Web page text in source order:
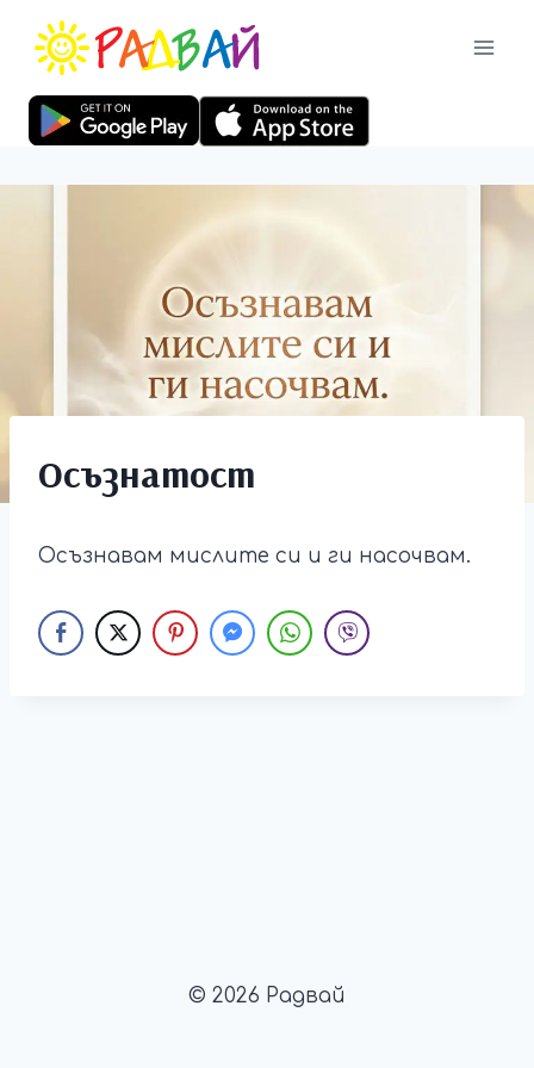
Осъзнатост
Осъзнавам мислите си и ги насочвам.
© 2026 Радвай